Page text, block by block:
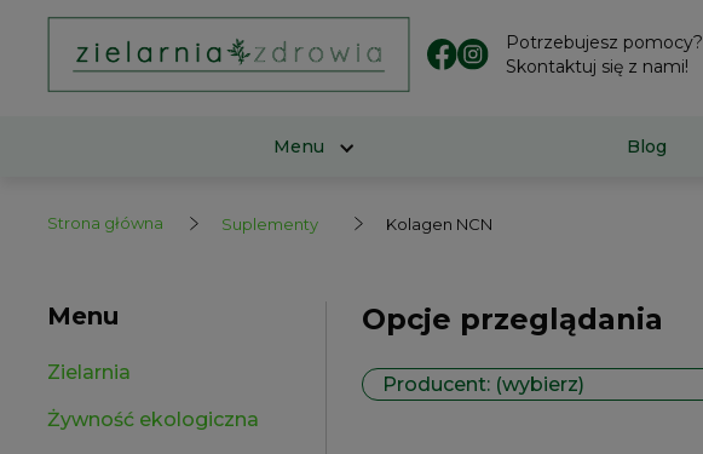
Potrzebujesz pomocy?
Skontaktuj się z nami!
Menu Blog
Strona główna Suplementy Kolagen NCN
Menu
Zielarnia
Żywność ekologiczna
Opcje przeglądania
Producent: (wybierz)